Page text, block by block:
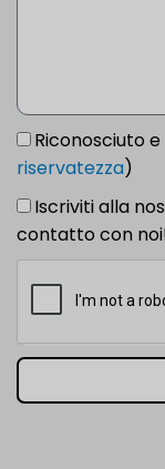
Riconosciuto
riservatezza)
Iscriviti alla
contatto con